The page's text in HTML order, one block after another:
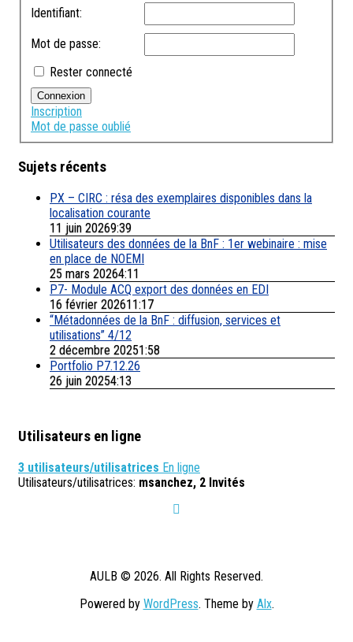
Identifiant:
Mot de passe:
Rester connecté
Connexion
Inscription
Mot de passe oublié
Sujets récents
PX – CIRC : résa des exemplaires disponibles dans la
localisation courante
11 juin 20269:39
Utilisateurs des données de la BnF : 1er webinaire : mise
en place de NOEMI
25 mars 20264:11
P7- Module ACQ export des données en EDI
16 février 202611:17
“Métadonnées de la BnF : diffusion, services et
utilisations” 4/12
2 décembre 20251:58
Portfolio P7.12.26
26 juin 20254:13
Utilisateurs en ligne
3 utilisateurs/utilisatrices En ligne
Utilisateurs/utilisatrices: msanchez, 2 Invités
AULB © 2026. All Rights Reserved.
Powered by WordPress. Theme by Alx.